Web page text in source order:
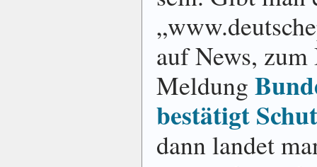
auf News,
Meldung
bestätigt
dann landet